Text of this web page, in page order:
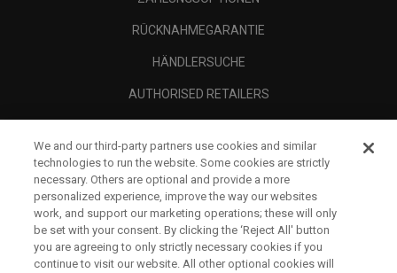
RÜCKNAHMEGARANTIE
HÄNDLERSUCHE
AUTHORISED RETAILERS
UNTERNEHMENSPROFIL
RECHTLICHES-
We and our third-party partners use cookies and similar
technologies to run the website. Some cookies are strictly
necessary. Others are optional and provide a more
personalized experience, improve the way our websites
work, and support our marketing operations; these will only
be set with your consent. By clicking the ‘Reject All' button
you are agreeing to only strictly necessary cookies if you
continue to visit our website. All other optional cookies will